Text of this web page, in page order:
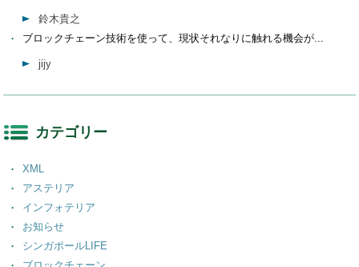
鈴木貴之
ブロックチェーン技術を使って、現状それなりに触れる機会が...
jijy
カテゴリー
XML
アステリア
インフォテリア
お知らせ
シンガポールLIFE